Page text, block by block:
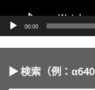
00:00
▶︎ 検索（例：